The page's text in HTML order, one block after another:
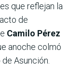
que reflejan la
de
Camilo Pérez
anoche colmó
Asunción.